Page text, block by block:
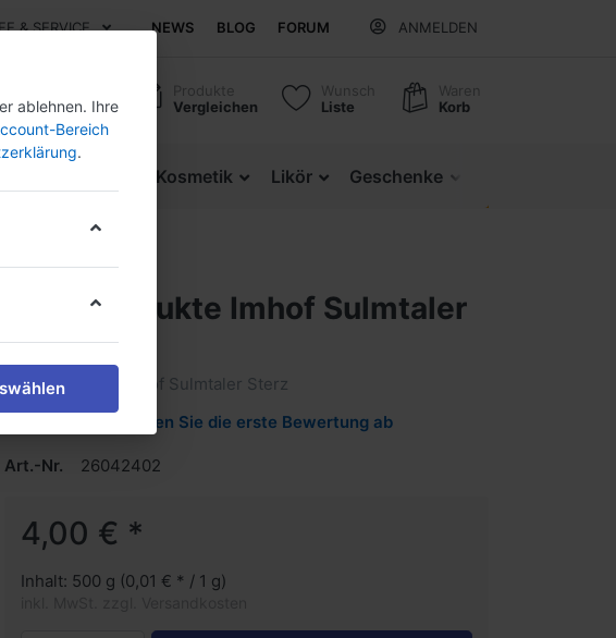
& SERVICE NEWS BLOG FORUM ANMELDEN
Produkte
Vergleichen
Wunsch
Liste
Waren
Korb
Kosmetik Likör Geschenke
Naturprodukte Imhof Sulmtaler
Sterz
Naturprodukte Imhof Sulmtaler Sterz
Geben Sie die erste Bewertung ab
Art.-Nr. 26042402
4,00 € *
Inhalt: 500 g (0,01 € * / 1 g)
ablehnen. Ihre
Bereich
.